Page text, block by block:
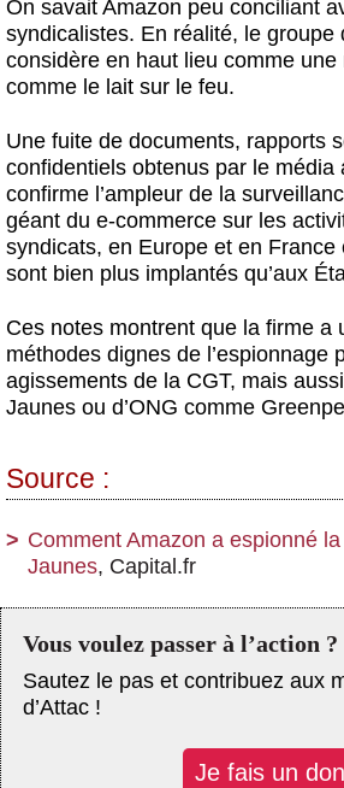
On savait Amazon peu conciliant
syndicalistes. En réalité, le groupe
considère en haut lieu comme
comme le lait sur le feu.
Une fuite de documents, rapports
confidentiels obtenus par le média
confirme l’ampleur de la
géant du e-commerce sur les
syndicats, en Europe et en France
sont bien plus implantés qu’aux
Ces notes montrent que la firme a
méthodes dignes de l’espionnage
agissements de la CGT, mais
Jaunes ou d’ONG comme
Source :
Comment Amazon a espionné
Jaunes, Capital.fr
Vous voulez passer à l’action ?
Sautez le pas et contribuez aux
d’Attac !
Je fais un don